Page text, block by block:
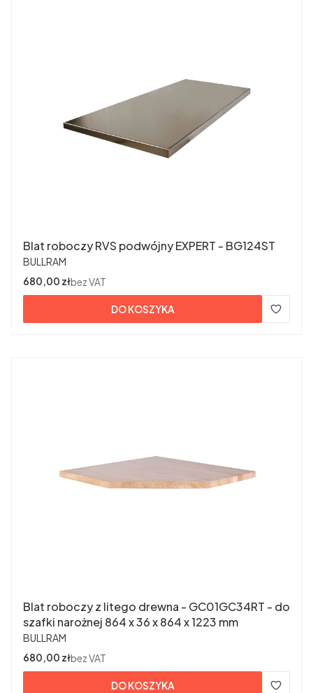
Blat roboczy RVS podwójny EXPERT - BG124ST
PRODUCENT
BULLRAM
Cena
680,00 złbez VAT
DO KOSZYKA
Blat roboczy z litego drewna - GC01GC34RT - do
szafki narożnej 864 x 36 x 864 x 1223 mm
PRODUCENT
BULLRAM
Cena
680,00 złbez VAT
DO KOSZYKA